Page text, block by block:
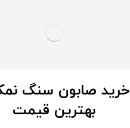
خرید صابون سنگ
بهترین قیمت